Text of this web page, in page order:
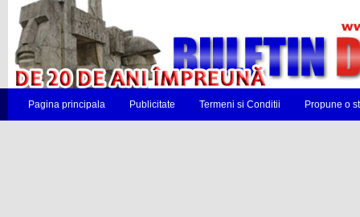
Pagina principala Publicitate Termeni si Conditii Propune o